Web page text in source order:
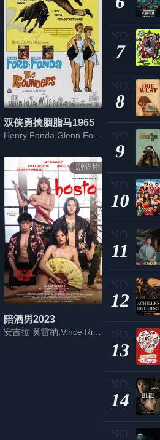
双侠勇擒胭脂马1965
剧情片
陪酒男2023
7
8
9
10
11
12
13
14